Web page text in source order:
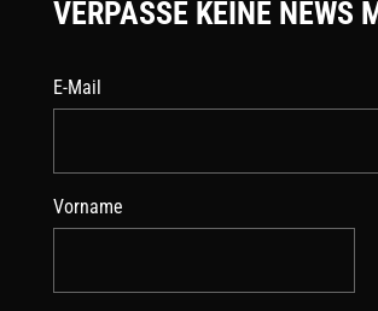
VERPASSE KEINE NEWS
E-Mail
Vorname